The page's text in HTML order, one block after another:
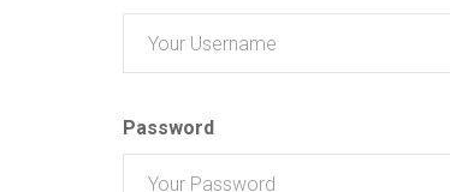
Password